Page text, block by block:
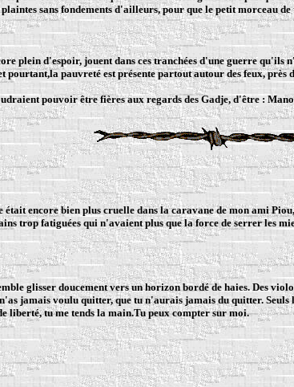
sans fondements d'ailleurs, pour que le petit morceau
plein d'espoir, jouent dans ces tranchées d'une guerre qu'ils
pourtant,la pauvreté est présente partout autour des feux,
pouvoir être fières aux regards des Gadje, d'être :
encore bien plus cruelle dans la caravane de mon ami
trop fatiguées qui n'avaient plus que la force de serrer les
glisser doucement vers un horizon bordé de haies. Des
jamais voulu quitter, que tu n'aurais jamais du quitter.
liberté, tu me tends la main.Tu peux compter sur moi.